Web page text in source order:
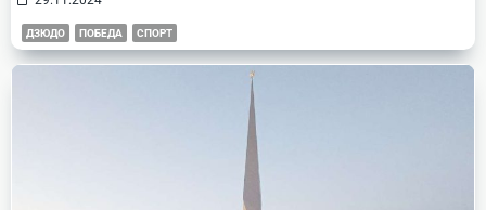
ДЗЮДО ПОБЕДА СПОРТ